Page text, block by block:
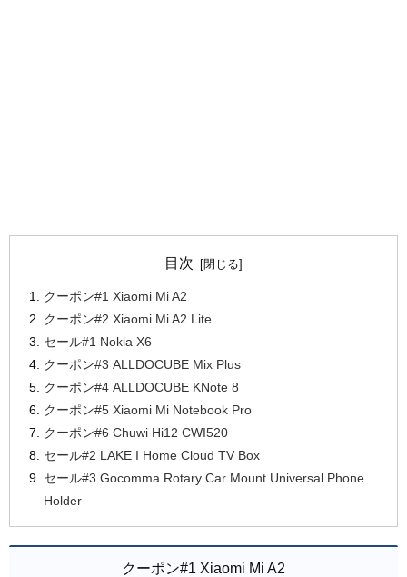
目次
クーポン#1 Xiaomi Mi A2
クーポン#2 Xiaomi Mi A2 Lite
セール#1 Nokia X6
クーポン#3 ALLDOCUBE Mix Plus
クーポン#4 ALLDOCUBE KNote 8
クーポン#5 Xiaomi Mi Notebook Pro
クーポン#6 Chuwi Hi12 CWI520
セール#2 LAKE I Home Cloud TV Box
セール#3 Gocomma Rotary Car Mount Universal Phone
Holder
クーポン#1 Xiaomi Mi A2